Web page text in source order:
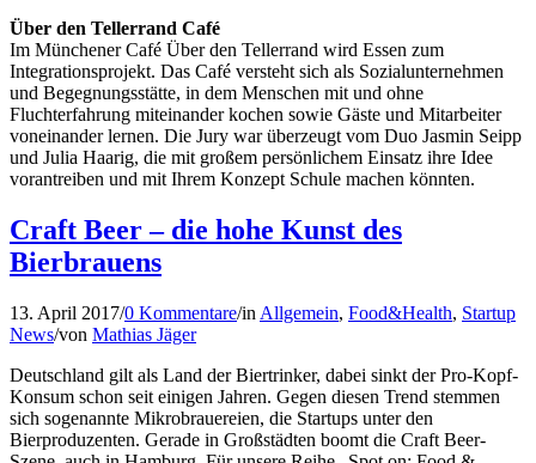
Über den Tellerrand Café
Im Münchener Café Über den Tellerrand wird Essen zum
Integrationsprojekt. Das Café versteht sich als Sozialunternehmen
und Begegnungsstätte, in dem Menschen mit und ohne
Fluchterfahrung miteinander kochen sowie Gäste und Mitarbeiter
voneinander lernen. Die Jury war überzeugt vom Duo Jasmin Seipp
und Julia Haarig, die mit großem persönlichem Einsatz ihre Idee
vorantreiben und mit Ihrem Konzept Schule machen könnten.
Craft Beer – die hohe Kunst des
Bierbrauens
13. April 2017/0 Kommentare/in Allgemein, Food&Health, Startup
News/von Mathias Jäger
Deutschland gilt als Land der Biertrinker, dabei sinkt der Pro-Kopf-
Konsum schon seit einigen Jahren. Gegen diesen Trend stemmen
sich sogenannte Mikrobrauereien, die Startups unter den
Bierproduzenten. Gerade in Großstädten boomt die Craft Beer-